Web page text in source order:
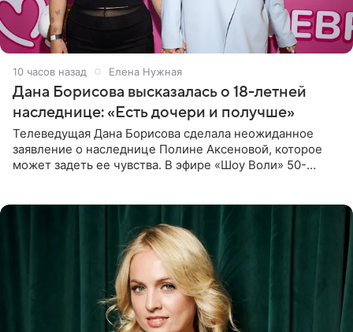
10 часов назад Елена Нужная
Дана Борисова высказалась о 18-летней
наследнице: «Есть дочери и получше»
Телеведущая Дана Борисова сделала неожиданное
заявление о наследнице Полине Аксеновой, которое
может задеть ее чувства. В эфире «Шоу Воли» 50-